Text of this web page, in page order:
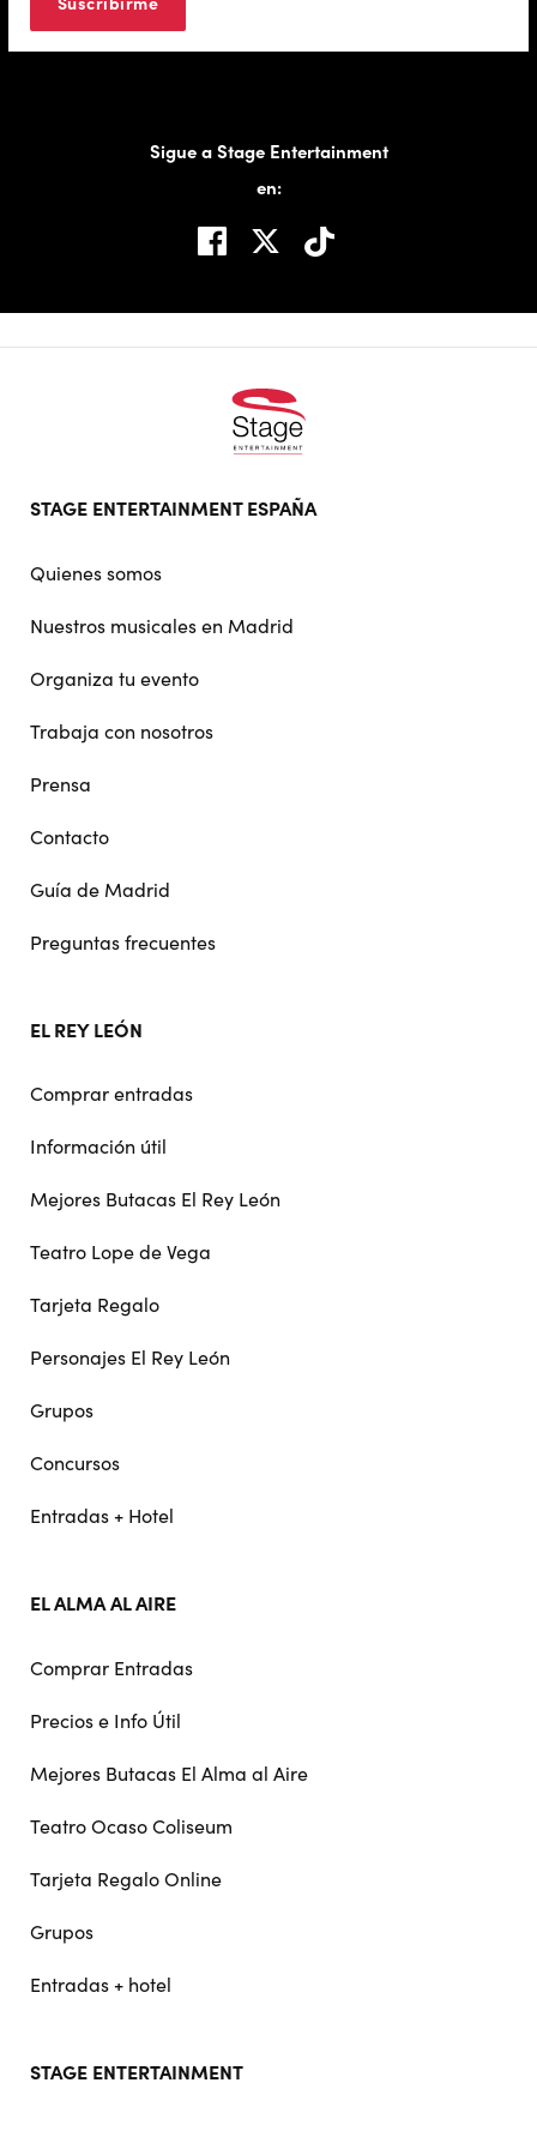
Sigue a Stage Entertainment
en:
STAGE ENTERTAINMENT ESPAÑA
Quienes somos
Nuestros musicales en Madrid
Organiza tu evento
Trabaja con nosotros
Prensa
Contacto
Guía de Madrid
Preguntas frecuentes
EL REY LEÓN
Comprar entradas
Información útil
Mejores Butacas El Rey León
Teatro Lope de Vega
Tarjeta Regalo
Personajes El Rey León
Grupos
Concursos
Entradas + Hotel
EL ALMA AL AIRE
Comprar Entradas
Precios e Info Útil
Mejores Butacas El Alma al Aire
Teatro Ocaso Coliseum
Tarjeta Regalo Online
Grupos
Entradas + hotel
STAGE ENTERTAINMENT